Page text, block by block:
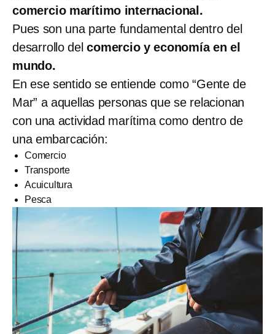
comercio marítimo internacional.
Pues son una parte fundamental dentro del
desarrollo delcomercio y economía en el
mundo.
En ese sentido se entiende como “Gente de
Mar” a aquellas personas que se relacionan
con una actividad marítima como dentro de
una embarcación:
Comercio
Transporte
Acuicultura
Pesca